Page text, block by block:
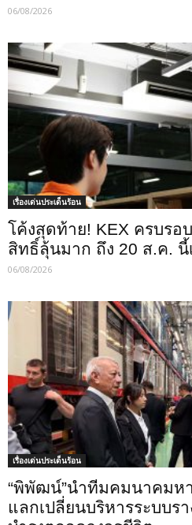
06/08/2026
เรื่องเด่นประเด็นร้อน
โค้งสุดท้าย! KEX ครบรอ
สิทธิ์ลุ้นมาก ถึง 20 ส.ค. นี้
06/08/2026
เรื่องเด่นประเด็นร้อน
“พิพัฒน์”นำทีมคมนาคมห
แลกเปลี่ยนบริหารระบบร